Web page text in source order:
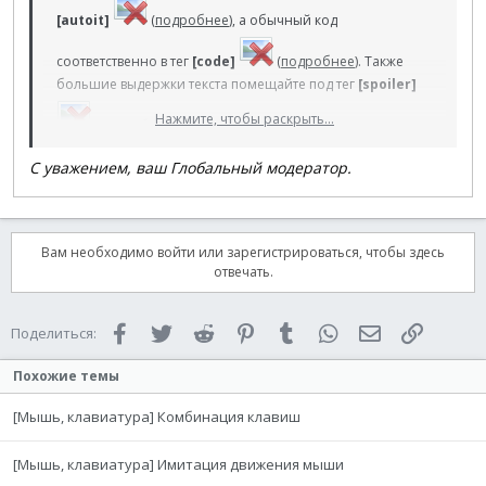
[autoit] (подробнее), а обычный код
соответственно в тег [code] (подробнее). Также
большие выдержки текста помещайте под тег [spoiler]
подробнее), там где это поддерживается
короткое и эргономичное сообщение привлекает
больше внимания, и шансы на получение конкретного
ответа увеличиваются.
Нажмите, чтобы раскрыть...
С уважением, ваш Глобальный модератор.
Вам необходимо войти или зарегистрироваться, чтобы здесь
отвечать.
Поделиться: FacebookTwitter Reddit PinterestTumblr WhatsAppЭлектронная
Похожие темы
[Мышь, клавиатура] Комбинация клавиш
[Мышь, клавиатура] Имитация движения мыши